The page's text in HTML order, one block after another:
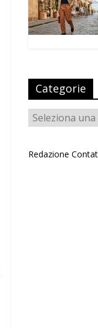
Categorie
Categorie
Redazione